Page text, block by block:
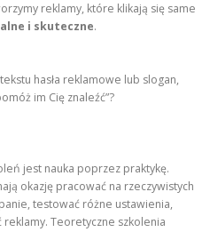
reklamy, które klikają się same
i skuteczne.
hasła reklamowe lub slogan,
im Cię znaleźć”?
jest nauka poprzez praktykę.
okazję pracować na rzeczywistych
testować różne ustawienia,
Teoretyczne szkolenia